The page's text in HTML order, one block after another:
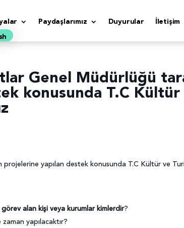
Paydaşlarımız Duyurular İletişim
Genel Müdürlüğü
konusunda T.C Kültür
yapılan destek konusunda T.C Kültür ve
görev alan kişi veya kurumlar kimlerdir?
yapılacaktır?